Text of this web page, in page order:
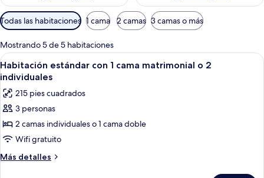
Filtros
disponibles
para
las
habitaciones
Todas las habitaciones 1 cama 2 camas 3 camas o más
Mostrando 5 de 5 habitaciones
Abrir
todas
las
fotos
de
Habitación
estándar
con
Una habitación de hotel con una
7
Habitación estándar con 1 cama matrimonial o 2
individuales
215 pies cuadrados
3 personas
2 camas individuales o 1 cama doble
Wifi gratuito
Más detalles
Más